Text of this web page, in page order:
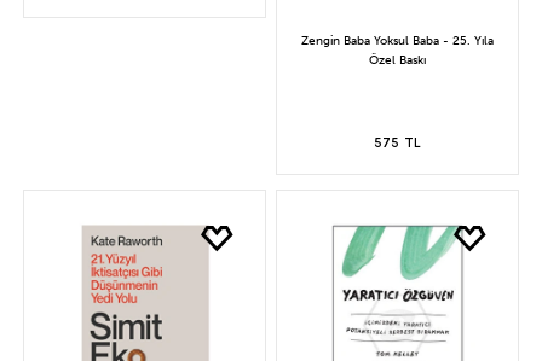
Zengin Baba Yoksul Baba - 25. Yıla
Özel Baskı
575 TL